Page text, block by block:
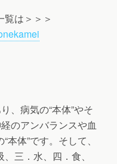
覧は＞＞＞
、病気の“本体”やそ
のアンバランスや血
体”です。そして、
三．水、四．食、